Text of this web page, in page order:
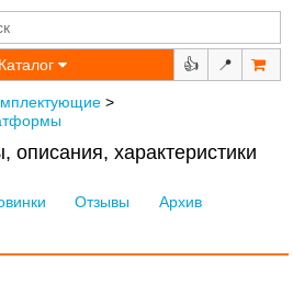
Каталог 👍 📍
>
характеристики
Отзывы
Архив